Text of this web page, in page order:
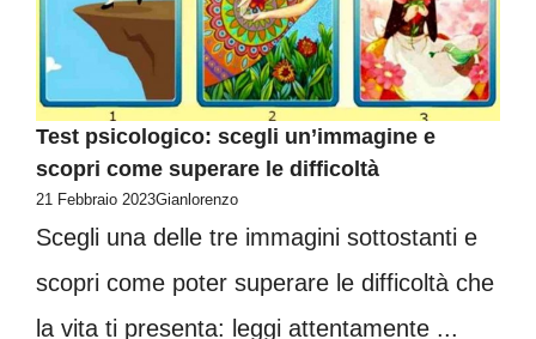
Test psicologico: scegli un’immagine e
scopri come superare le difficoltà
21 Febbraio 2023Gianlorenzo
Scegli una delle tre immagini sottostanti e
scopri come poter superare le difficoltà che
la vita ti presenta: leggi attentamente ...